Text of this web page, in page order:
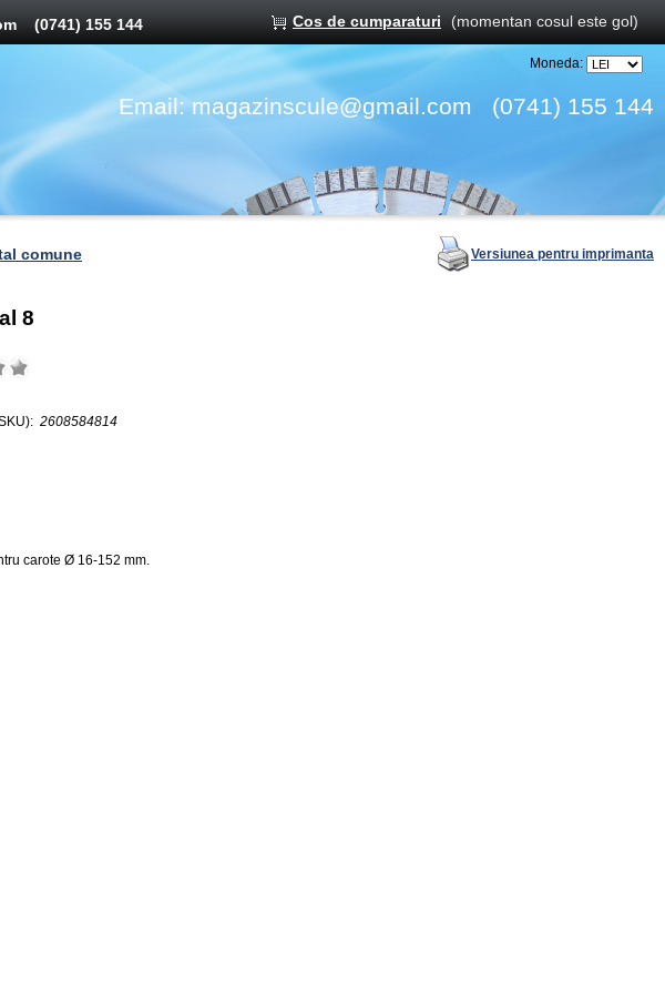
(0741) 155 144 Cos de cumparaturi (momentan cosul este gol)
Moneda:
Email:magazinscule@gmail.com (0741) 155 144
comune Versiunea pentru imprimanta
8
2608584814
carote Ø 16-152 mm.